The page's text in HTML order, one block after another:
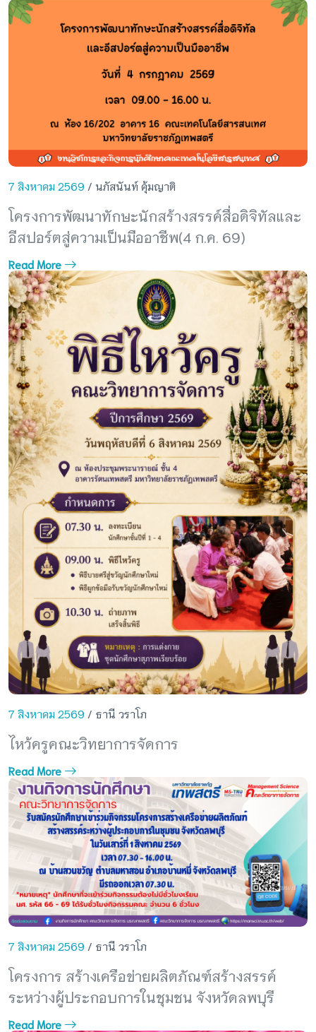
7 สิงหาคม 2569 / นภัสนันท์ คุ้มญาติ
โครงการพัฒนาทักษะนักสร้างสรรค์สื่อดิจิทัลและ
อีสปอร์ตสู่ความเป็นมืออาชีพ(4 ก.ค. 69)
Read More
7 สิงหาคม 2569 / ธานี วราโภ
ไหว้ครูคณะวิทยาการจัดการ
Read More
7 สิงหาคม 2569 / ธานี วราโภ
โครงการ สร้างเครือข่ายผลิตภัณฑ์สร้างสรรค์
ระหว่างผู้ประกอบการในชุมชน จังหวัดลพบุรี
Read More